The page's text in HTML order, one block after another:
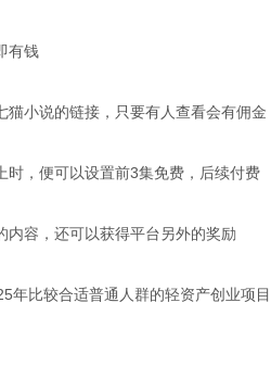
有钱
小说的链接，只要有人查看会有佣金
时，便可以设置前3集免费，后续付费
内容，还可以获得平台另外的奖励
年比较合适普通人群的轻资产创业项目